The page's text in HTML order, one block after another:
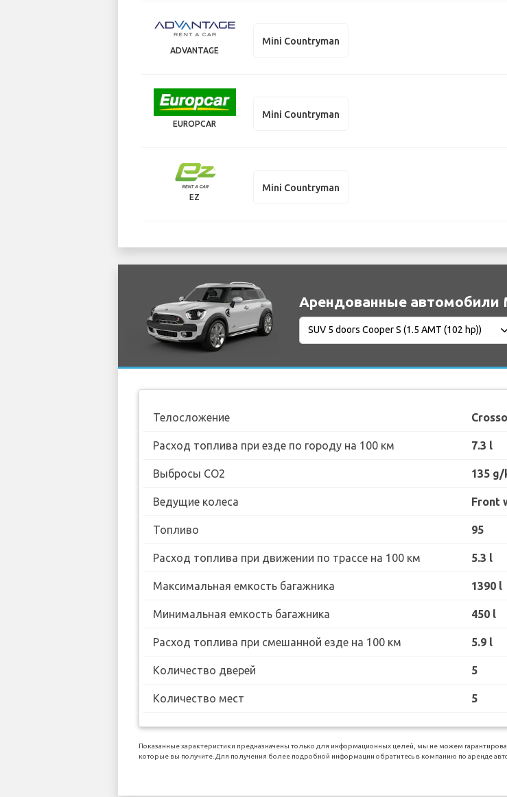
ADVANTAGE
Mini Countryman
EUROPCAR
Mini Countryman
EZ
Mini Countryman
Арендованные автомобили
Телосложение
Расход топлива при езде по городу на 100 км 7.3 l
Выбросы CO2 135 g/
Ведущие колеса Front
Топливо 95
Расход топлива при движении по трассе на 100 км 5.3 l
Максимальная емкость багажника 1390 l
Минимальная емкость багажника 450 l
Расход топлива при смешанной езде на 100 км 5.9 l
Количество дверей 5
Количество мест 5
Показанные характеристики предназначены только для информационных целей, мы не можем
которые вы получите. Для получения более подробной информации обратитесь в компанию по аренде